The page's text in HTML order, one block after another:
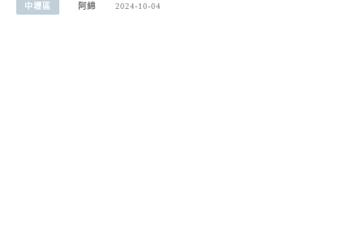
中壢區 阿綿 2024-10-04